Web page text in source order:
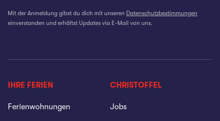
Mit der Anmeldung gibst du dich mit unseren Datenschutzbestimmungen
einverstanden und erhältst Updates via E-Mail von uns.
IHRE FERIEN
Ferienwohnungen
CHRISTOFFEL
Jobs